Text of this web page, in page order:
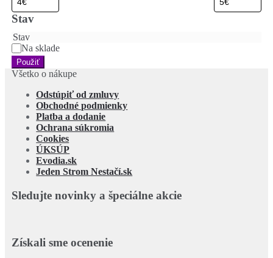
Stav
Stav
Na sklade
Použiť
Všetko o nákupe
Odstúpiť od zmluvy
Obchodné podmienky
Platba a dodanie
Ochrana súkromia
Cookies
ÚKSÚP
Evodia.sk
Jeden Strom Nestačí.sk
Sledujte novinky a špeciálne akcie
Získali sme ocenenie